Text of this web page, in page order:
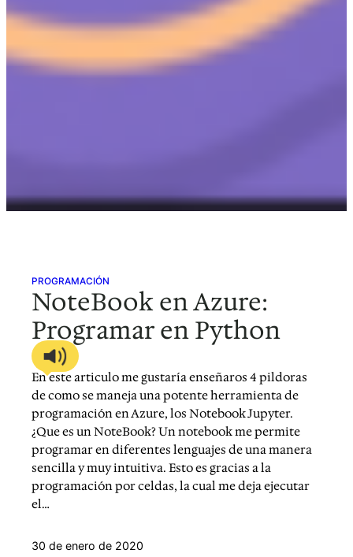
PROGRAMACIÓN
NoteBook en Azure:
Programar en Python
En este articulo me gustaría enseñaros 4 pildoras
de como se maneja una potente herramienta de
programación en Azure, los Notebook Jupyter.
¿Que es un NoteBook? Un notebook me permite
programar en diferentes lenguajes de una manera
sencilla y muy intuitiva. Esto es gracias a la
programación por celdas, la cual me deja ejecutar
el…
30 de enero de 2020